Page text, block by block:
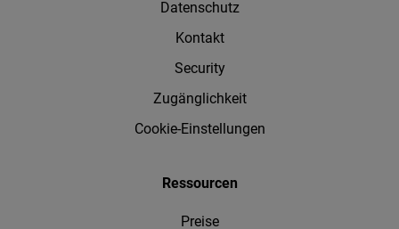
Datenschutz
Kontakt
Security
Zugänglichkeit
Cookie-Einstellungen
Ressourcen
Preise